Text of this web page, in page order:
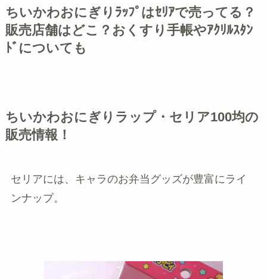
ちいかわおにぎりﾗｯﾌﾟはｾﾘｱで売ってる？
販売店舗はどこ？おくすり手帳やｱｸﾘﾙｽﾀﾝ
ﾄﾞについても
ちいかわおにぎりラップ・セリア100均の
販売情報！
セリアには、キャラのお弁当グッズが豊富にライ
ンナップ。